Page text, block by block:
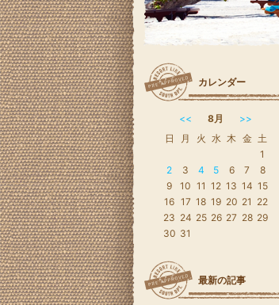
カレンダー
<< 8月
>>
日
月 火 水 木 金 土
1
2
3 4 5 6 7
8
9
10 11 12 13 14 15
16 17 18 19 20 21 22
23 24 25 26 27 28 29
30 31
最新の記事